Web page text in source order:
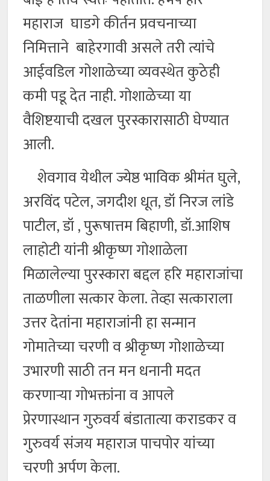
महाराज घाडगे कीर्तन प्रवचनाच्या
निमित्ताने बाहेरगावी असले तरी त्यांचे
आईवडिल गोशाळेच्या व्यवस्थेत कुठेही
कमी पडू देत नाही. गोशाळेच्या या
वैशिष्टयाची दखल पुरस्कारासाठी घेण्यात
आली.
शेवगाव येथील ज्येष्ठ भाविक श्रीमंत घुले,
अरविंद पटेल, जगदीश धूत, डॉ निरज लांडे
पाटील, डॉ , पुरूषात्तम बिहाणी, डॉ.आशिष
लाहोटी यांनी श्रीकृष्ण गोशाळेला
मिळालेल्या पुरस्कारा बद्दल हरि महाराजांचा
ताळणीला सत्कार केला. तेव्हा सत्काराला
उत्तर देतांना महाराजांनी हा सन्मान
गोमातेच्या चरणी व श्रीकृष्ण गोशाळेच्या
उभारणी साठी तन मन धनानी मदत
करणाऱ्या गोभक्तांना व आपले
प्रेरणास्थान गुरुवर्य बंडातात्या कराडकर व
गुरुवर्य संजय महाराज पाचपोर यांच्या
चरणी अर्पण केला.